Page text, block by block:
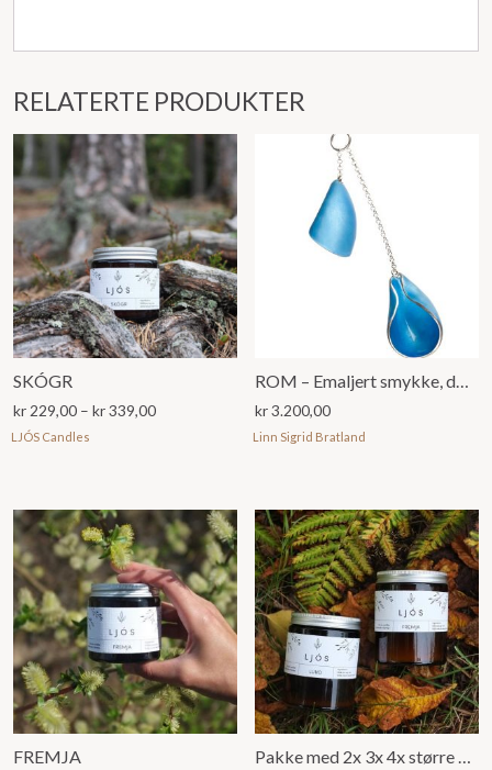
RELATERTE PRODUKTER
SKÓGR
kr 229,00 – kr339,00Prisområde:
LJÓS Candles
ROM – Emaljert smykke, dobbelt anheng
kr3.200,00
Linn Sigrid Bratland
FREMJA